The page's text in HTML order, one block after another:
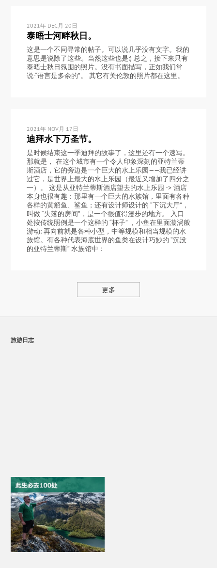
2021年 DEC月 20日
泰晤士河畔秋日。
这是一个不同寻常的帖子。可以说几乎没有文字。我的
意思是说除了这些。当然这些也是:) 总之，接下来只有
泰晤士秋日氛围的照片。没有书面描写，正如我们常
说-“语言是多余的”。 其它有关伦敦的照片都在这里。
2021年 NOV月 17日
迪拜水下万圣节。
是时候结束这一季迪拜的故事了，这里还有一个速写。
那就是， 在这个城市有一个令人印象深刻的亚特兰蒂
斯酒店，它的旁边是一个巨大的水上乐园——我已经讲
过它，是世界上最大的水上乐园（最近又增加了四分之
一）。 这是从亚特兰蒂斯酒店望去的水上乐园 -> 酒店
本身也很有趣：那里有一个巨大的水族馆，里面有各种
各样的黄貂鱼、鲨鱼；还有设计师设计的 “下沉大厅”，
叫做 “失落的房间”，是一个很值得漫步的地方。 入口
处按传统照例是一个这样的 “杯子” ，小鱼在里面漩涡般
游动: 再向前就是各种小型，中等规模和相当规模的水
族馆。有各种代表海底世界的鱼类在设计巧妙的 “沉没
的亚特兰蒂斯” 水族馆中：
更多
旅游日志